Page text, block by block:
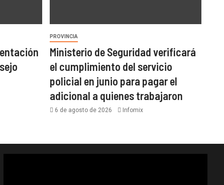
PROVINCIA
Ministerio de Seguridad verificará
el cumplimiento del servicio
policial en junio para pagar el
adicional a quienes trabajaron
6 de agosto de 2026 Infomix